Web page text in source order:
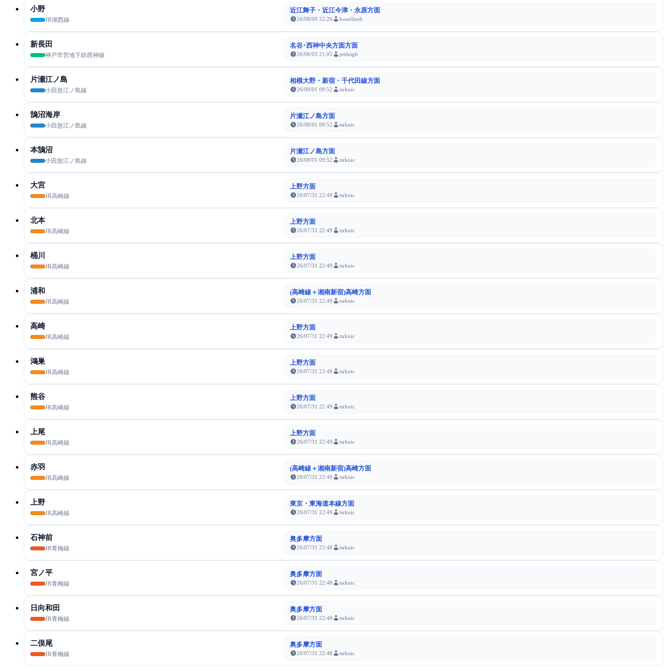
小野
JR湖西線
近江舞子・近江今津・永原方面
26/08/09 22:26 koseilineb
新長田
神戸市営地下鉄西神線
名谷･西神中央方面方面
26/08/03 21:05 jettleigh
片瀬江ノ島
小田急江ノ島線
相模大野・新宿・千代田線方面
26/08/01 09:52 tsrknic
鵠沼海岸
小田急江ノ島線
片瀬江ノ島方面
26/08/01 09:52 tsrknic
本鵠沼
小田急江ノ島線
片瀬江ノ島方面
26/08/01 09:52 tsrknic
大宮
JR高崎線
上野方面
26/07/31 22:49 tsrknic
北本
JR高崎線
上野方面
26/07/31 22:49 tsrknic
桶川
JR高崎線
上野方面
26/07/31 22:49 tsrknic
浦和
JR高崎線
(高崎線＋湘南新宿)高崎方面
26/07/31 22:49 tsrknic
高崎
JR高崎線
上野方面
26/07/31 22:49 tsrknic
鴻巣
JR高崎線
上野方面
26/07/31 22:49 tsrknic
熊谷
JR高崎線
上野方面
26/07/31 22:49 tsrknic
上尾
JR高崎線
上野方面
26/07/31 22:49 tsrknic
赤羽
JR高崎線
(高崎線＋湘南新宿)高崎方面
26/07/31 22:49 tsrknic
上野
JR高崎線
東京・東海道本線方面
26/07/31 22:49 tsrknic
石神前
JR青梅線
奥多摩方面
26/07/31 22:48 tsrknic
宮ノ平
JR青梅線
奥多摩方面
26/07/31 22:48 tsrknic
日向和田
JR青梅線
奥多摩方面
26/07/31 22:48 tsrknic
二俣尾
JR青梅線
奥多摩方面
26/07/31 22:48 tsrknic